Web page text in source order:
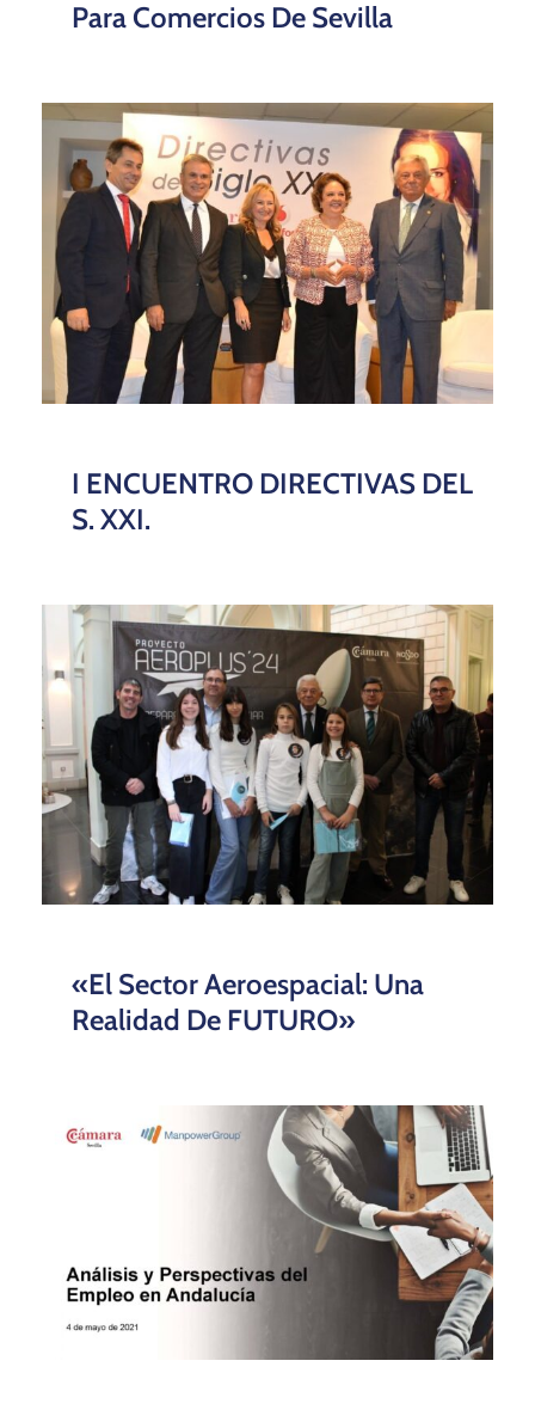
Para Comercios De Sevilla
​​​I ENCUENTRO DIRECTIVAS DEL
S. XXI.
«El Sector Aeroespacial: Una
Realidad De FUTURO»